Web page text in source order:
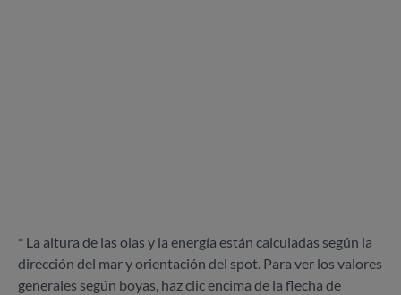
* La altura de las olas y la energía están calculadas según la
dirección del mar y orientación del spot. Para ver los valores
generales según boyas, haz clic encima de la flecha de